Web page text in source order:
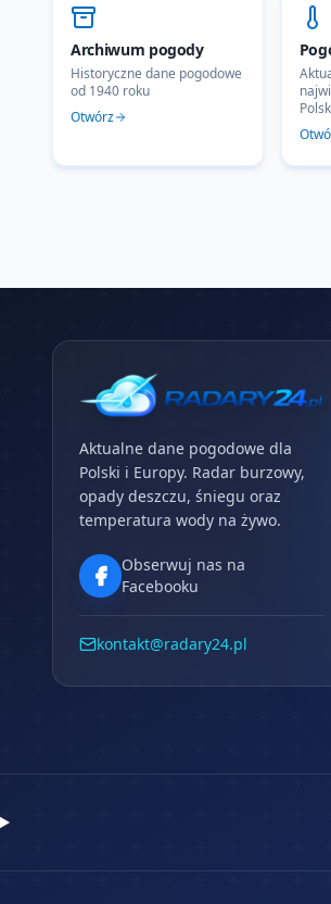
Archiwum pogody
Historyczne dane pogodowe
od 1940 roku
Otwórz
Aktualne dane pogodowe dla
Polski i Europy. Radar burzowy,
opady deszczu, śniegu oraz
temperatura wody na żywo.
Obserwuj nas na
Facebooku
kontakt@radary24.pl